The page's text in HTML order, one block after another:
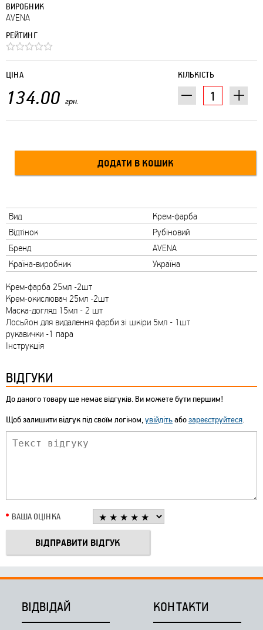
ВИРОБНИК
AVENA
РЕЙТИНГ
КІЛЬКІСТЬ
ЦІНА
134.00 грн.
Вид
Крем-фарба
Відтінок
Рубіновий
Бренд
AVENA
Країна-виробник
Україна
Крем-фарба 25мл -2шт
Крем-окислювач 25мл -2шт
Маска-догляд 15мл - 2 шт
Лосьйон для видалення фарби зі шкіри 5мл - 1шт
рукавички -1 пара
Інструкція
ВІДГУКИ
До даного товару ще немає відгуків. Ви можете бути першим!
Щоб залишити відгук під своїм логіном,увійдітьабозареєструйтеся.
ВАША ОЦІНКА
ВІДВІДАЙ КОНТАКТИ